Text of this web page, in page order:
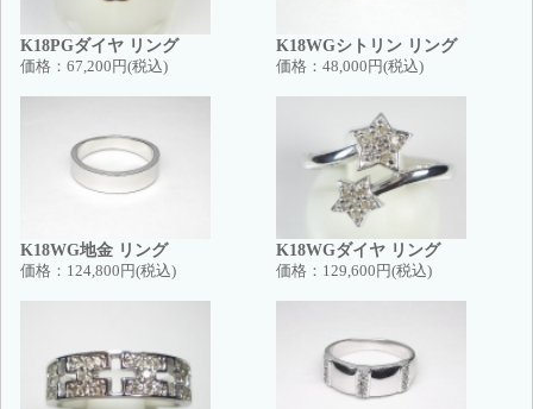
K18PGダイヤ リング
価格： 67,200円(税込)
K18WGシトリン リング
価格： 48,000円(税込)
K18WG地金 リング
価格： 124,800円(税込)
K18WGダイヤ リング
価格： 129,600円(税込)